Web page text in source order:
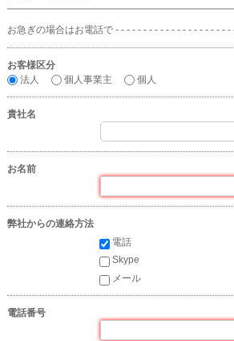
お急ぎの場合はお電話で - - - - - - - - - - - - - - - - - - - - -
お客様区分
法人
個人事業主 個人
貴社名
お名前
弊社からの連絡方法
電話
Skype
メール
電話番号